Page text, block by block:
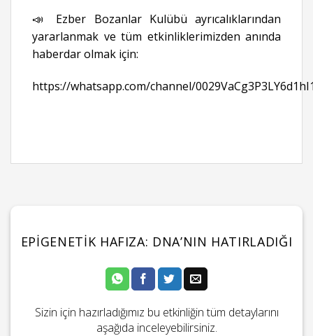
📣 Ezber Bozanlar Kulübü ayrıcalıklarından
yararlanmak ve tüm etkinliklerimizden anında
haberdar olmak için:
https://whatsapp.com/channel/
EPIGENETIK HAFIZA: DNA’NIN HATIRLADIĞI
Sizin için hazırladığımız bu etkinliğin tüm detaylarını
aşağıda inceleyebilirsiniz.